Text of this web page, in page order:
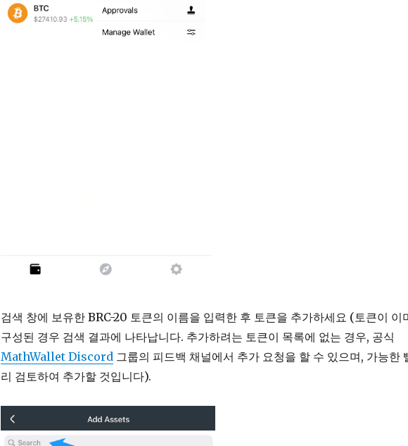
검색 창에 보유한 BRC-20 토큰의 이름을 입력한 후 토큰을 추가하세요 (토큰이 이
구성된 경우 검색 결과에 나타납니다. 추가하려는 토큰이 목록에 없는 경우, 공식
MathWallet Discord그룹의 피드백 채널에서 추가 요청을 할 수 있으며, 가능한
리 검토하여 추가할 것입니다).